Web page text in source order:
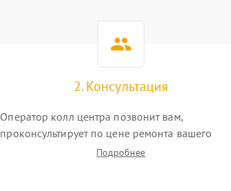
2. Консультация
Оператор колл центра позвонит вам,
проконсультирует по цене ремонта вашего
телефона а также ответит на все ваши вопросы.
Подробнее